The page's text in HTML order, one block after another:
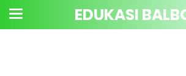
EDUKASI